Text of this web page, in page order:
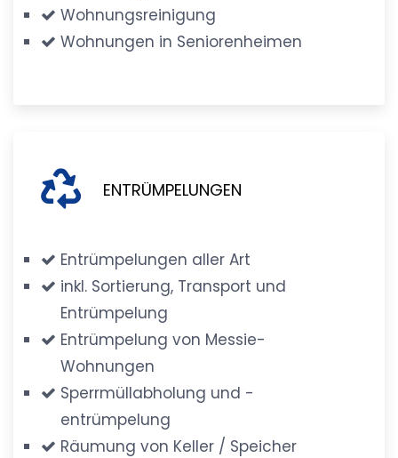
Wohnungsreinigung
Wohnungen in Seniorenheimen
ENTRÜMPELUNGEN
Entrümpelungen aller Art
inkl. Sortierung, Transport und
Entrümpelung
Entrümpelung von Messie-
Wohnungen
Sperrmüllabholung und -
entrümpelung
Räumung von Keller / Speicher